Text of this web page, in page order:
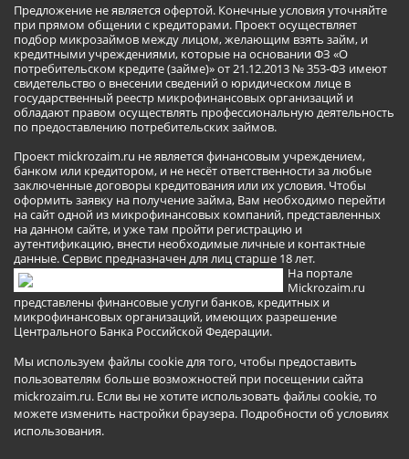
Предложение не является офертой. Конечные условия уточняйте
при прямом общении с кредиторами. Проект осуществляет
подбор микрозаймов между лицом, желающим взять займ, и
кредитными учреждениями, которые на основании ФЗ «О
потребительском кредите (займе)» от 21.12.2013 № 353-ФЗ имеют
свидетельство о внесении сведений о юридическом лице в
государственный реестр микрофинансовых организаций и
обладают правом осуществлять профессиональную деятельность
по предоставлению потребительских займов.
Проект mickrozaim.ru не является финансовым учреждением,
банком или кредитором, и не несёт ответственности за любые
заключенные договоры кредитования или их условия. Чтобы
оформить заявку на получение займа, Вам необходимо перейти
на сайт одной из микрофинансовых компаний, представленных
на данном сайте, и уже там пройти регистрацию и
аутентификацию, внести необходимые личные и контактные
данные. Сервис предназначен для лиц старше 18 лет.
На портале
Mickrozaim.ru
представлены финансовые услуги банков, кредитных и
микрофинансовых организаций, имеющих разрешение
Центрального Банка Российской Федерации.
Мы используем файлы cookie для того, чтобы предоставить
пользователям больше возможностей при посещении сайта
mickrozaim.ru. Если вы не хотите использовать файлы cookie, то
можете изменить настройки браузера. Подробности об условиях
использования.